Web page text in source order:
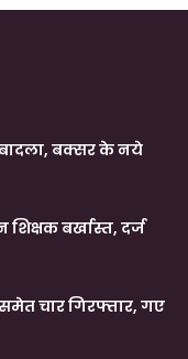
बक्सर के नये
बर्खास्त, दर्ज
चार गिरफ्तार, गए